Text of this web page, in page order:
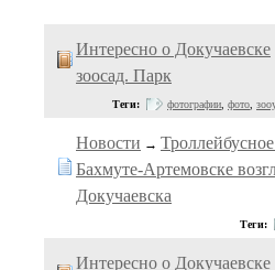
Интересно о Докучаевске
зоосад. Парк
Теги: фотографии фото
Новости →
Бахмуте-Артемовске
Докучаевска
Теги:
Интересно о Докучаевске